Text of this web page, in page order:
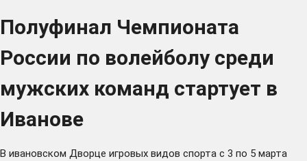
Полуфинал Чемпионата
России по волейболу среди
мужских команд стартует в
Иванове
В ивановском Дворце игровых видов спорта с 3 по 5 марта